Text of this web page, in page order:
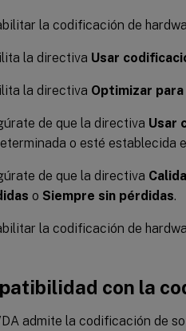
la codificación de
la directiva Usar
la directiva Optimizar
de que la directiva Usar
o esté establecida
de que la directiva
o Siempre sin pérdidas.
la codificación de
con la
admite la codificación de